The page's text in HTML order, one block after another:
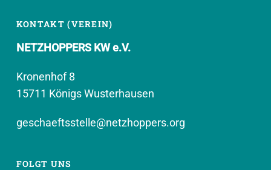
KONTAKT (VEREIN)
NETZHOPPERS KW e.V.
Kronenhof 8
15711 Königs Wusterhausen
geschaeftsstelle@netzhoppers.org
FOLGT UNS